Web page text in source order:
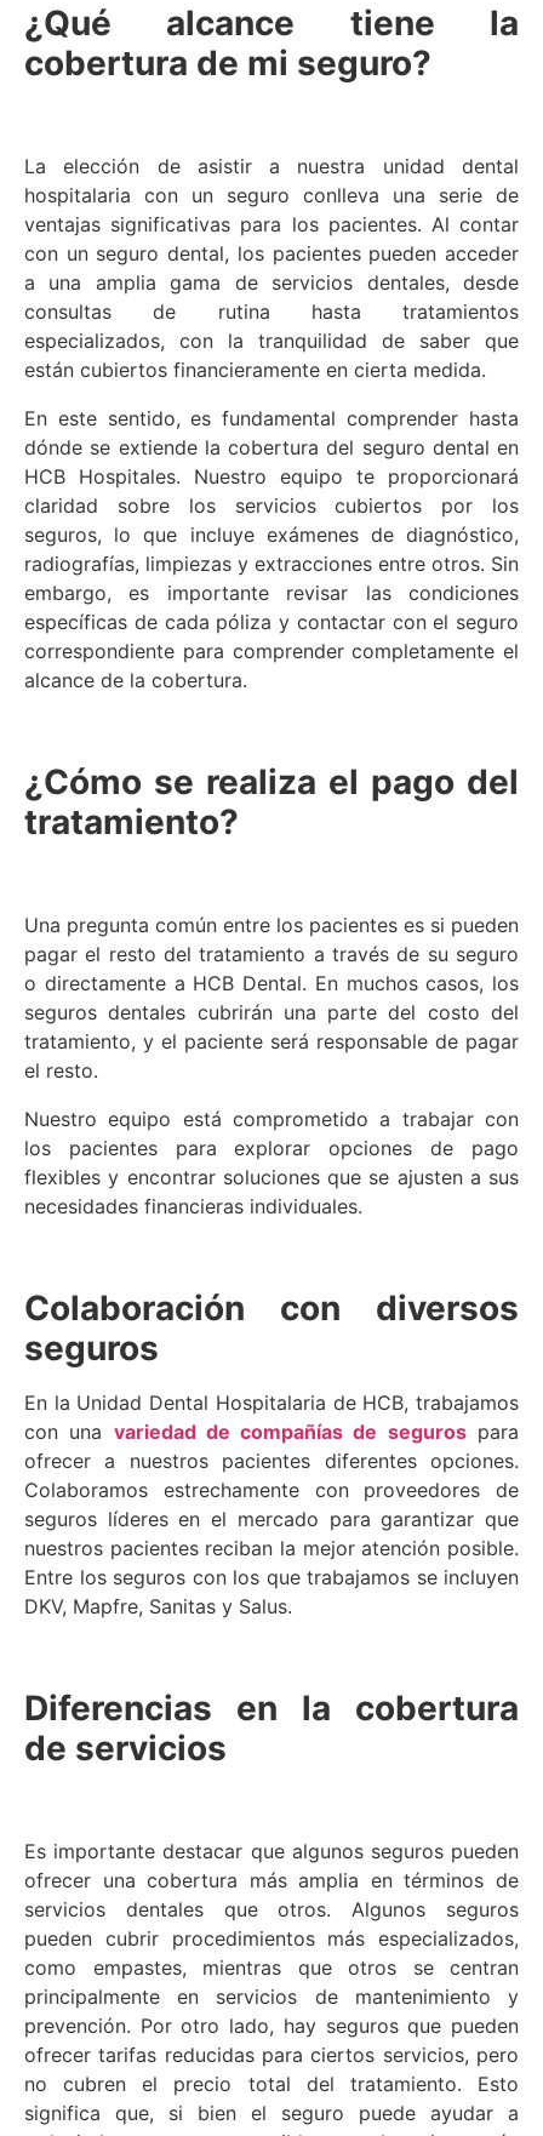
¿Qué alcance tiene la
cobertura de mi seguro?
La elección de asistir a nuestra unidad dental
hospitalaria con un seguro conlleva una serie de
ventajas significativas para los pacientes. Al contar
con un seguro dental, los pacientes pueden acceder
a una amplia gama de servicios dentales, desde
consultas de rutina hasta tratamientos
especializados, con la tranquilidad de saber que
están cubiertos financieramente en cierta medida.
En este sentido, es fundamental comprender hasta
dónde se extiende la cobertura del seguro dental en
HCB Hospitales. Nuestro equipo te proporcionará
claridad sobre los servicios cubiertos por los
seguros, lo que incluye exámenes de diagnóstico,
radiografías, limpiezas y extracciones entre otros. Sin
embargo, es importante revisar las condiciones
específicas de cada póliza y contactar con el seguro
correspondiente para comprender completamente el
alcance de la cobertura.
¿Cómo se realiza el pago del
tratamiento?
Una pregunta común entre los pacientes es si pueden
pagar el resto del tratamiento a través de su seguro
o directamente a HCB Dental. En muchos casos, los
seguros dentales cubrirán una parte del costo del
tratamiento, y el paciente será responsable de pagar
el resto.
Nuestro equipo está comprometido a trabajar con
los pacientes para explorar opciones de pago
flexibles y encontrar soluciones que se ajusten a sus
necesidades financieras individuales.
Colaboración con diversos
seguros
En la Unidad Dental Hospitalaria de HCB, trabajamos
con una variedad de compañías de segurospara
ofrecer a nuestros pacientes diferentes opciones.
Colaboramos estrechamente con proveedores de
seguros líderes en el mercado para garantizar que
nuestros pacientes reciban la mejor atención posible.
Entre los seguros con los que trabajamos se incluyen
DKV, Mapfre, Sanitas y Salus.
Diferencias en la cobertura
de servicios
Es importante destacar que algunos seguros pueden
ofrecer una cobertura más amplia en términos de
servicios dentales que otros. Algunos seguros
pueden cubrir procedimientos más especializados,
como empastes, mientras que otros se centran
principalmente en servicios de mantenimiento y
prevención. Por otro lado, hay seguros que pueden
ofrecer tarifas reducidas para ciertos servicios, pero
no cubren el precio total del tratamiento. Esto
significa que, si bien el seguro puede ayudar a